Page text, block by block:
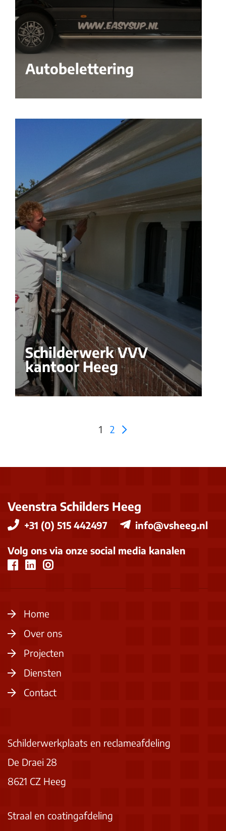
Autobelettering
Schilderwerk VVV
kantoor Heeg
1 2
Veenstra Schilders Heeg
+31 (0) 515 442497 info@vsheeg.nl
Volg ons via onze social media kanalen
Home
Over ons
Projecten
Diensten
Contact
Schilderwerkplaats en reclameafdeling
De Draei 28
8621 CZ Heeg
Straal en coatingafdeling